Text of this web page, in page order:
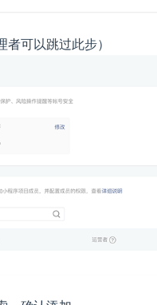
可以跳过此步）